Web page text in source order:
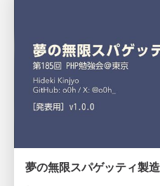
夢の無限スパゲッティ製